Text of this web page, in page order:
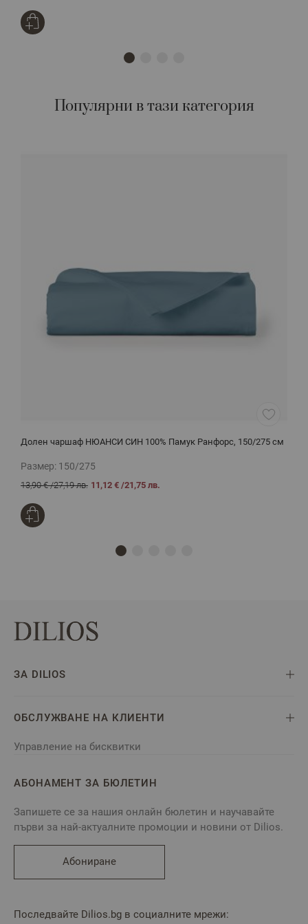
Популярни в тази категория
Долен чаршаф НЮАНСИ СИН 100% Памук Ранфорс, 150/275 см
Размер: 150/275
13,90 €/27,19 лв. 11,12 € /21,75 лв.
ЗА DILIOS
ОБСЛУЖВАНЕ НА КЛИЕНТИ
Управление на бисквитки
АБОНАМЕНТ ЗА БЮЛЕТИН
Запишете се за нашия онлайн бюлетин и научавайте
първи за най-актуалните промоции и новини от Dilios.
Абониране
Последвайте Dilios.bg в социалните мрежи: